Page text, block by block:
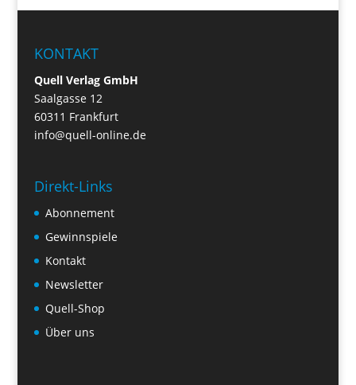
KONTAKT
Quell Verlag GmbH
Saalgasse 12
60311 Frankfurt
info@quell-online.de
Direkt-Links
Abonnement
Gewinnspiele
Kontakt
Newsletter
Quell-Shop
Über uns